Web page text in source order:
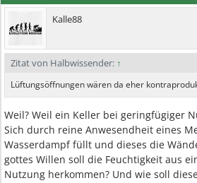
Kalle88
Zitat von Halbwissender: ↑
Lüftungsöffnungen wären da eher
Weil? Weil ein Keller bei geringfügiger
Sich durch reine Anwesendheit eines
Wasserdampf füllt und dieses die
gottes Willen soll die Feuchtigkeit aus
Nutzung herkommen? Und wie soll